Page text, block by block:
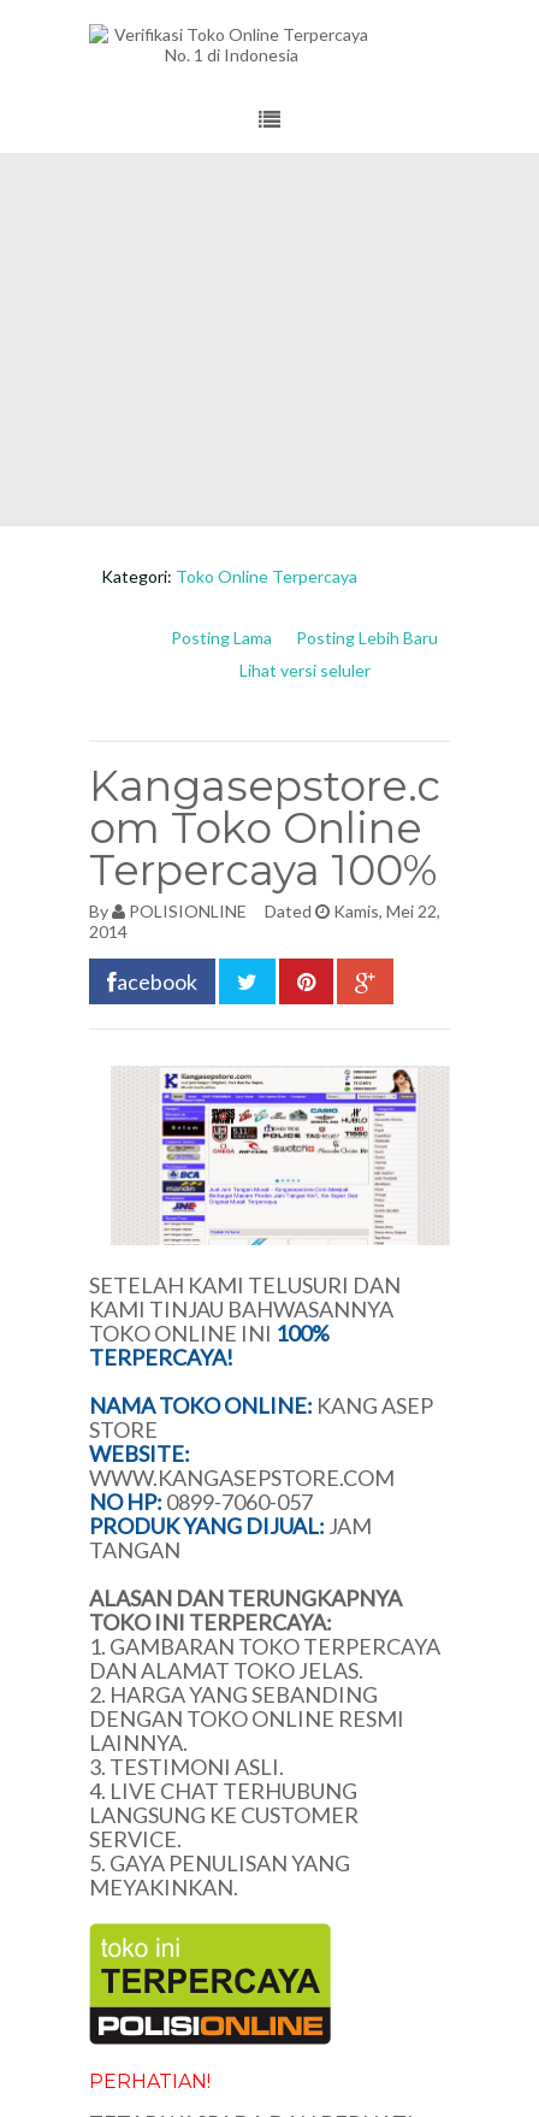
Kategori: Toko Online Terpercaya
Posting Lebih Baru
Posting Lama
Lihat versi seluler
Kangasepstore.c
om Toko Online
Terpercaya 100%
By POLISIONLINE Dated
Kamis, Mei 22,
2014
acebook
SETELAH KAMI TELUSURI DAN
KAMI TINJAU BAHWASANNYA
TOKO ONLINE INI 100%
TERPERCAYA!
NAMA TOKO ONLINE: KANG ASEP
STORE
WEBSITE:
WWW.KANGASEPSTORE.COM
NO HP: 0899-7060-057
PRODUK YANG DIJUAL: JAM
TANGAN
ALASAN DAN TERUNGKAPNYA
TOKO INI TERPERCAYA:
1. GAMBARAN TOKO TERPERCAYA
DAN ALAMAT TOKO JELAS.
2. HARGA YANG SEBANDING
DENGAN TOKO ONLINE RESMI
LAINNYA.
3. TESTIMONI ASLI.
4. LIVE CHAT TERHUBUNG
LANGSUNG KE CUSTOMER
SERVICE.
5. GAYA PENULISAN YANG
MEYAKINKAN.
PERHATIAN!